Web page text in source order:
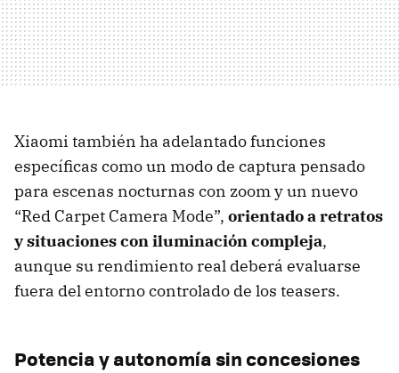
Xiaomi también ha adelantado funciones
específicas como un modo de captura pensado
para escenas nocturnas con zoom y un nuevo
“Red Carpet Camera Mode”, orientado a retratos
y situaciones con iluminación compleja,
aunque su rendimiento real deberá evaluarse
fuera del entorno controlado de los teasers.
Potencia y autonomía sin concesiones